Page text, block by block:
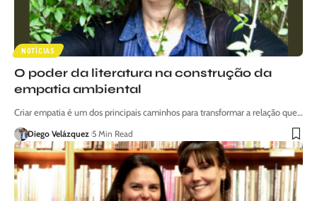
NOTÍCIAS
O poder da literatura na construção da
empatia ambiental
Criar empatia é um dos principais caminhos para transformar a relação que…
Diego Velázquez 5 Min Read